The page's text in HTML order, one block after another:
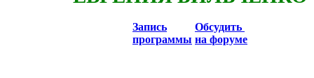
Запись
программы
Обсудить
на форуме